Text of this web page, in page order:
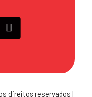
direitos reservados |